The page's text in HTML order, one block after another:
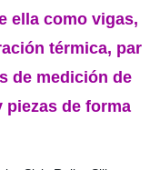
ella como vigas,
térmica, par
de medición de
piezas de forma